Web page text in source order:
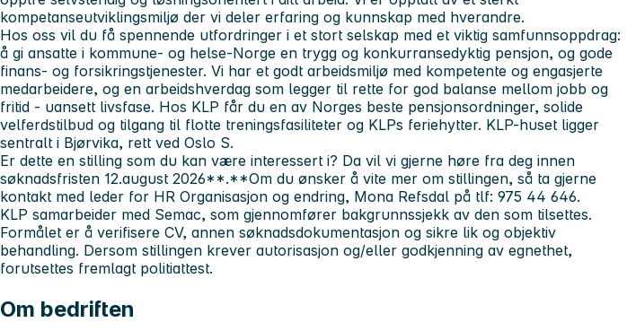
kompetanseutviklingsmiljø der vi deler erfaring og kunnskap med hverandre.
Hos oss vil du få spennende utfordringer i et stort selskap med et viktig samfunnsoppdrag:
å gi ansatte i kommune‑ og helse‑Norge en trygg og konkurransedyktig pensjon, og gode
finans- og forsikringstjenester. Vi har et godt arbeidsmiljø med kompetente og engasjerte
medarbeidere, og en arbeidshverdag som legger til rette for god balanse mellom jobb og
fritid - uansett livsfase. Hos KLP får du en av Norges beste pensjonsordninger, solide
velferdstilbud og tilgang til flotte treningsfasiliteter og KLPs feriehytter. KLP-huset ligger
sentralt i Bjørvika, rett ved Oslo S.
Er dette en stilling som du kan være interessert i? Da vil vi gjerne høre fra deg innen
søknadsfristen 12.august 2026**.**Om du ønsker å vite mer om stillingen, så ta gjerne
kontakt med leder for HR Organisasjon og endring, Mona Refsdal på tlf: 975 44 646.
KLP samarbeider med Semac, som gjennomfører bakgrunnssjekk av den som tilsettes.
Formålet er å verifisere CV, annen søknadsdokumentasjon og sikre lik og objektiv
behandling. Dersom stillingen krever autorisasjon og/eller godkjenning av egnethet,
forutsettes fremlagt politiattest.
Om bedriften